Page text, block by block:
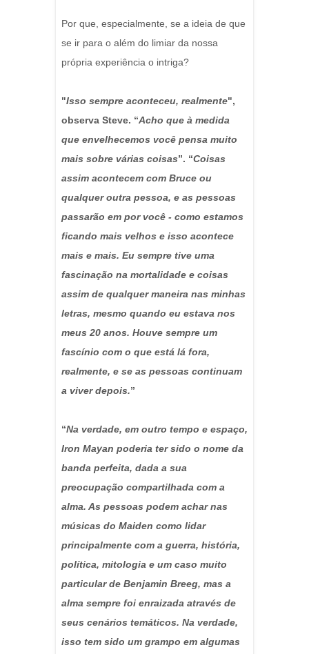
Por que, especialmente, se a ideia de que
se ir para o além do limiar da nossa
própria experiência o intriga?
"Isso sempre aconteceu, realmente",
observa Steve. “Acho que à medida
que envelhecemos você pensa muito
mais sobre várias coisas”. “Coisas
assim acontecem com Bruce ou
qualquer outra pessoa, e as pessoas
passarão em por você - como estamos
ficando mais velhos e isso acontece
mais e mais. Eu sempre tive uma
fascinação na mortalidade e coisas
assim de qualquer maneira nas minhas
letras, mesmo quando eu estava nos
meus 20 anos. Houve sempre um
fascínio com o que está lá fora,
realmente, e se as pessoas continuam
a viver depois.”
“Na verdade, em outro tempo e espaço,
Iron Mayan poderia ter sido o nome da
banda perfeita, dada a sua
preocupação compartilhada com a
alma. As pessoas podem achar nas
músicas do Maiden como lidar
principalmente com a guerra, história,
política, mitologia e um caso muito
particular de Benjamin Breeg, mas a
alma sempre foi enraizada através de
seus cenários temáticos. Na verdade,
isso tem sido um grampo em algumas